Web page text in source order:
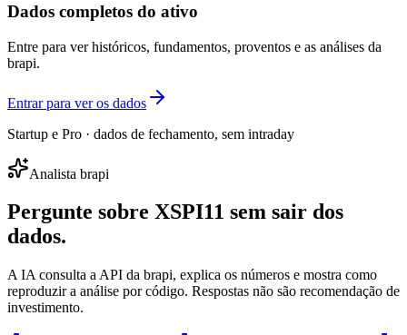
Dados completos do ativo
Entre para ver históricos, fundamentos, proventos e as análises da
brapi.
Entrar para ver os dados
Startup e Pro · dados de fechamento, sem intraday
Analista brapi
Pergunte sobre XSPI11 sem sair dos
dados.
A IA consulta a API da brapi, explica os números e mostra como
reproduzir a análise por código. Respostas não são recomendação de
investimento.